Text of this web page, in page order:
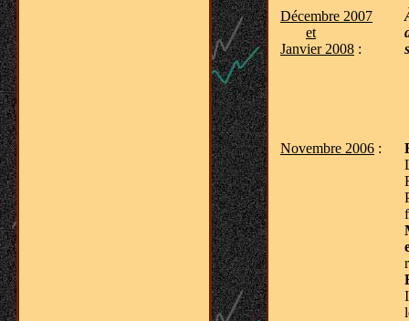
Décembre 2007
et
Janvier 2008 :
Novembre 2006 :